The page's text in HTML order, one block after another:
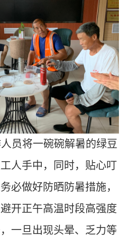
员将一碗碗解暑的绿豆
人手中，同时，贴心叮
必做好防晒防暑措施，
开正午高温时段高强度
一旦出现头晕、乏力等